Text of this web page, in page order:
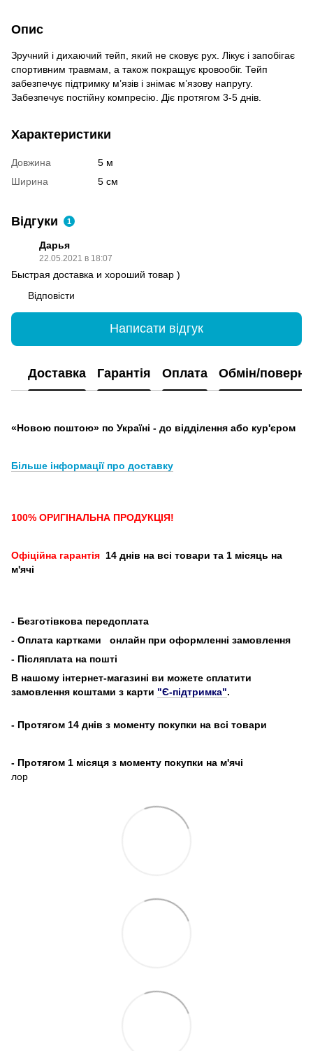
Опис
Зручний і дихаючий тейп, який не сковує рух. Лікує і запобігає
спортивним травмам, а також покращує кровообіг. Тейп
забезпечує підтримку м’язів і знімає м’язову напругу.
Забезпечує постійну компресію. Діє протягом 3-5 днів.
Характеристики
Довжина
5 м
Ширина
5 см
Відгуки 1
Дарья
22.05.2021 в 18:07
Быстрая доставка и хороший товар )
Відповісти
Написати відгук
Доставка Гарантія Оплата Обмін/
«Новою поштою» по Україні - до відділення або кур'єром
Більше інформації про доставку
100% ОРИГІНАЛЬНА ПРОДУКЦІЯ!
Офіційна гарантія 14 днів на всі товари та 1 місяць на
м'ячі
- Безготівкова передоплата
- Оплата картками
онлайн при оформленні замовлення
- Післяплата на пошті
В нашому інтернет-магазині ви можете сплатити
замовлення коштами з карти "Є-підтримка".
- Протягом 14 днів з моменту покупки на всі товари
- Протягом 1 місяця з моменту покупки на м'ячі
лор